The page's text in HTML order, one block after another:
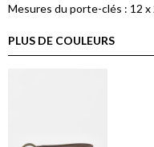
Mesures du porte-clés : 12 x
PLUS DE COULEURS